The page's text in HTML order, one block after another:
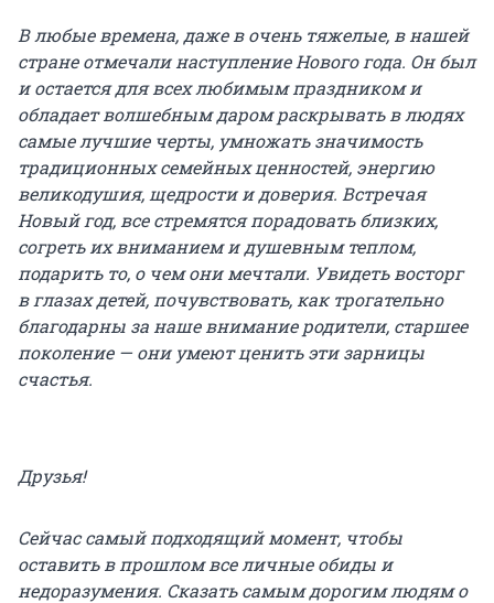
В любые времена, даже в очень тяжелые, в нашей
стране отмечали наступление Нового года. Он был
и остается для всех любимым праздником и
обладает волшебным даром раскрывать в людях
самые лучшие черты, умножать значимость
традиционных семейных ценностей, энергию
великодушия, щедрости и доверия. Встречая
Новый год, все стремятся порадовать близких,
согреть их вниманием и душевным теплом,
подарить то, о чем они мечтали. Увидеть восторг
в глазах детей, почувствовать, как трогательно
благодарны за наше внимание родители, старшее
поколение — они умеют ценить эти зарницы
счастья.
Друзья!
Сейчас самый подходящий момент, чтобы
оставить в прошлом все личные обиды и
недоразумения. Сказать самым дорогим людям о